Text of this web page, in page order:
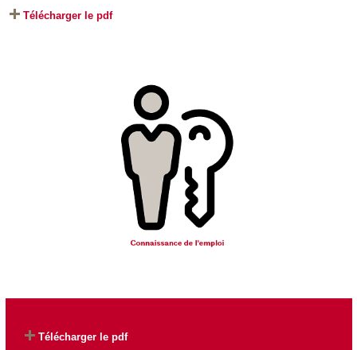
Télécharger le pdf
Télécharger le pdf